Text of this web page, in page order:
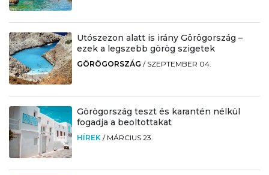
Utószezon alatt is irány Görögország –
ezek a legszebb görög szigetek
GÖRÖGORSZÁG / SZEPTEMBER 04.
Görögország teszt és karantén nélkül
fogadja a beoltottakat
HÍREK / MÁRCIUS 23.